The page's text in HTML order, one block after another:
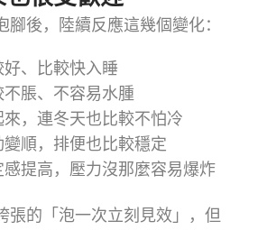
腳後，陸續反應這幾個變化：
好、比較快入睡
脹、不容易水腫
來，連冬天也比較不怕冷
變順，排便也比較穩定
感提高，壓力沒那麼容易爆炸
張的「泡一次立刻見效」，但